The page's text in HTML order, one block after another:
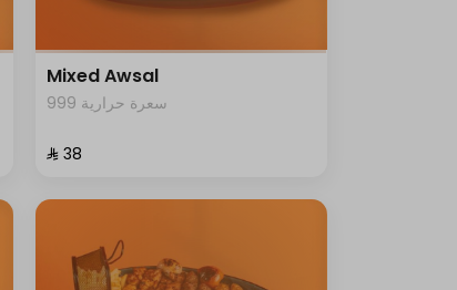
Mixed Awsal
999 سعرة حرارية
⁨⁦‪‬ 38⁩